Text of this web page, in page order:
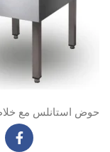
حوض استانلس مع